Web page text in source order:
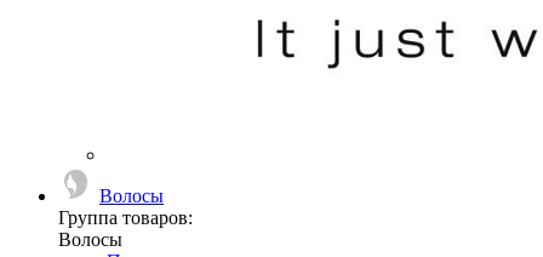
Волосы
Группа товаров:
Волосы